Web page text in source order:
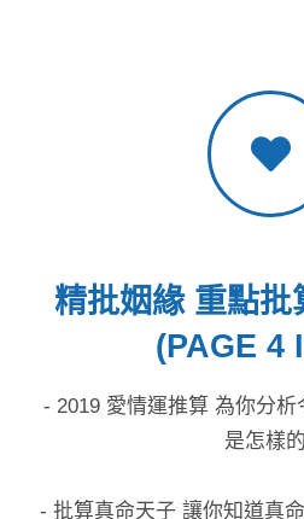
精批姻緣 重點批
(PAGE 4
- 2019 愛情運推算 為你分
是怎樣
- 批算真命天子 讓你知道真